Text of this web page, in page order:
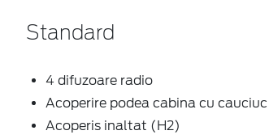
Standard
4 difuzoare radio
Acoperire podea cabina cu
Acoperis inaltat (H2)